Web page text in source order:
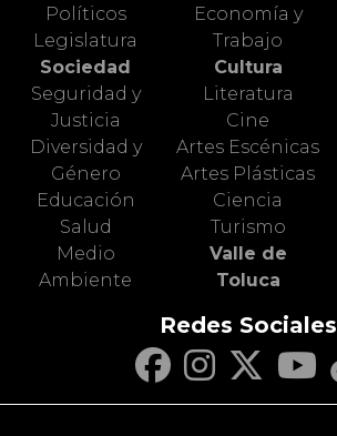
Políticos
Legislatura
Sociedad
Seguridad y
Justicia
Diversidad y
Género
Educación
Salud
Medio
Ambiente
Economía y
Trabajo
Cultura
Literatura
Cine
Artes Escénicas
Artes Plásticas
Ciencia
Turismo
Valle de
Toluca
Redes Sociales